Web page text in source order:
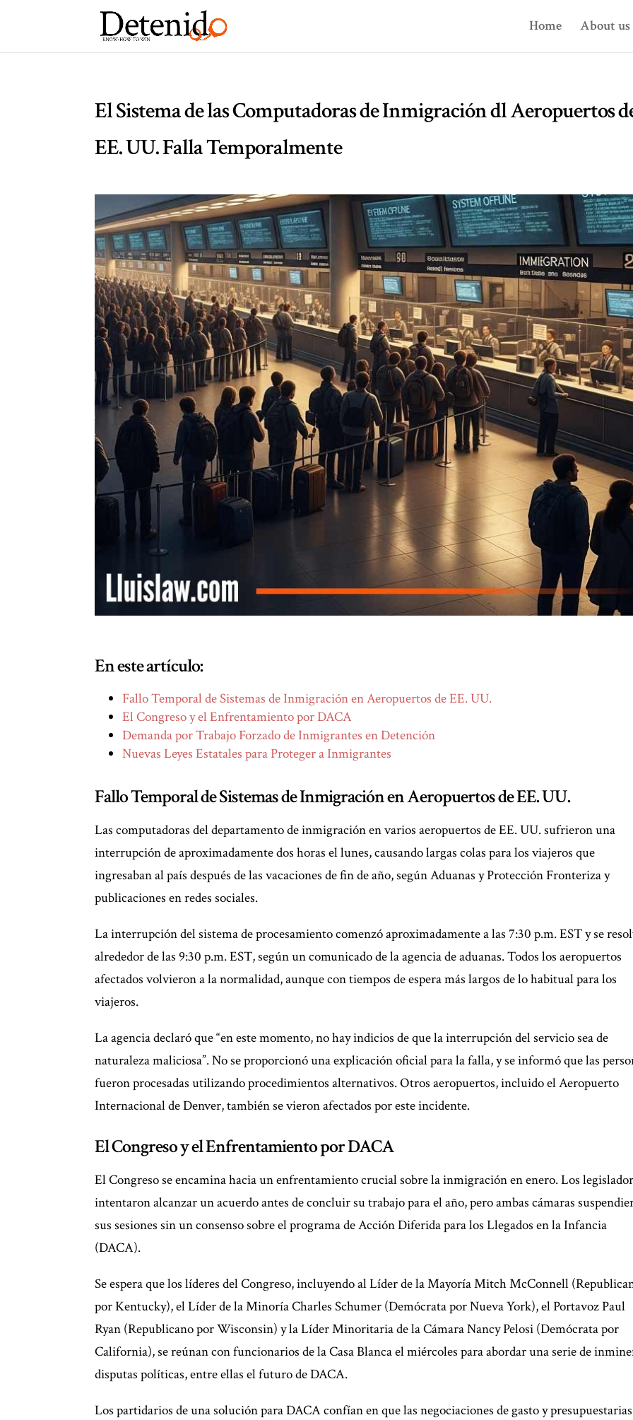
Home About us
El Sistema de las Computadoras de Inmigración dl Aeropuertos
EE. UU. Falla Temporalmente
En este artículo:
Fallo Temporal de Sistemas de Inmigración en Aeropuertos de EE. UU.
El Congreso y el Enfrentamiento por DACA
Demanda por Trabajo Forzado de Inmigrantes en Detención
Nuevas Leyes Estatales para Proteger a Inmigrantes
Fallo Temporal de Sistemas de Inmigración en Aeropuertos de EE. UU.
Las computadoras del departamento de inmigración en varios aeropuertos de EE. UU. sufrieron una
interrupción de aproximadamente dos horas el lunes, causando largas colas para los viajeros que
ingresaban al país después de las vacaciones de fin de año, según Aduanas y Protección Fronteriza y
publicaciones en redes sociales.
La interrupción del sistema de procesamiento comenzó aproximadamente a las 7:30 p.m. EST y se
alrededor de las 9:30 p.m. EST, según un comunicado de la agencia de aduanas. Todos los aeropuertos
afectados volvieron a la normalidad, aunque con tiempos de espera más largos de lo habitual para los
viajeros.
La agencia declaró que “en este momento, no hay indicios de que la interrupción del servicio sea de
naturaleza maliciosa”. No se proporcionó una explicación oficial para la falla, y se informó que las
fueron procesadas utilizando procedimientos alternativos. Otros aeropuertos, incluido el Aeropuerto
Internacional de Denver, también se vieron afectados por este incidente.
El Congreso y el Enfrentamiento por DACA
El Congreso se encamina hacia un enfrentamiento crucial sobre la inmigración en enero. Los
intentaron alcanzar un acuerdo antes de concluir su trabajo para el año, pero ambas cámaras
sus sesiones sin un consenso sobre el programa de Acción Diferida para los Llegados en la Infancia
(DACA).
Se espera que los líderes del Congreso, incluyendo al Líder de la Mayoría Mitch McConnell
por Kentucky), el Líder de la Minoría Charles Schumer (Demócrata por Nueva York), el Portavoz Paul
Ryan (Republicano por Wisconsin) y la Líder Minoritaria de la Cámara Nancy Pelosi (Demócrata por
California), se reúnan con funcionarios de la Casa Blanca el miércoles para abordar una serie de
disputas políticas, entre ellas el futuro de DACA.
Los partidarios de una solución para DACA confían en que las negociaciones de gasto y